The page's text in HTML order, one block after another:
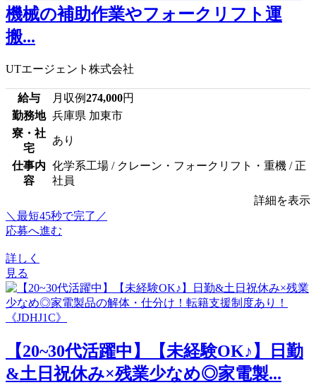
機械の補助作業やフォークリフト運
搬...
UTエージェント株式会社
給与 月収例274,000円
勤務地 兵庫県 加東市
寮・社
宅
あり
仕事内
容
化学系工場 / クレーン・フォークリフト・重機 / 正
社員
詳細を表示
＼最短45秒で完了／
応募へ進む
詳しく
見る
【20~30代活躍中】【未経験OK♪】日勤
&土日祝休み×残業少なめ◎家電製...